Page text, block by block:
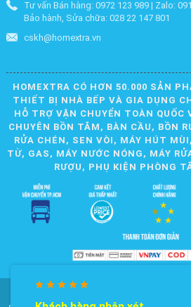
Tư vấn Bán hàng: 0972 123 989 | Zalo:
Bảo hành, Sửa chữa: 028 22 147 801
cskh@homextra.vn
HOMEXTRA CÓ HƠN 50.000 SẢN
THIẾT BỊ NHÀ BẾP VÀ GIA DỤNG
HỖ TRỢ VẬN CHUYỂN TOÀN
CHUYÊN BỒN TẮM, BÀN CẦU, BỒN
RỬA CHÉN, SEN VÒI, MÁY HÚT
TỪ, GAS, MÁY NƯỚC NÓNG, MÁY
RƯỢU, PHỤ KIỆN PHÒNG
© 2010-2025 Bản quyền nội dung thuộc về